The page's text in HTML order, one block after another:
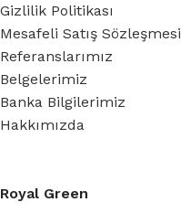
Gizlilik Politikası
Mesafeli Satış Sözleşmesi
Referanslarımız
Belgelerimiz
Banka Bilgilerimiz
Hakkımızda
Royal Green